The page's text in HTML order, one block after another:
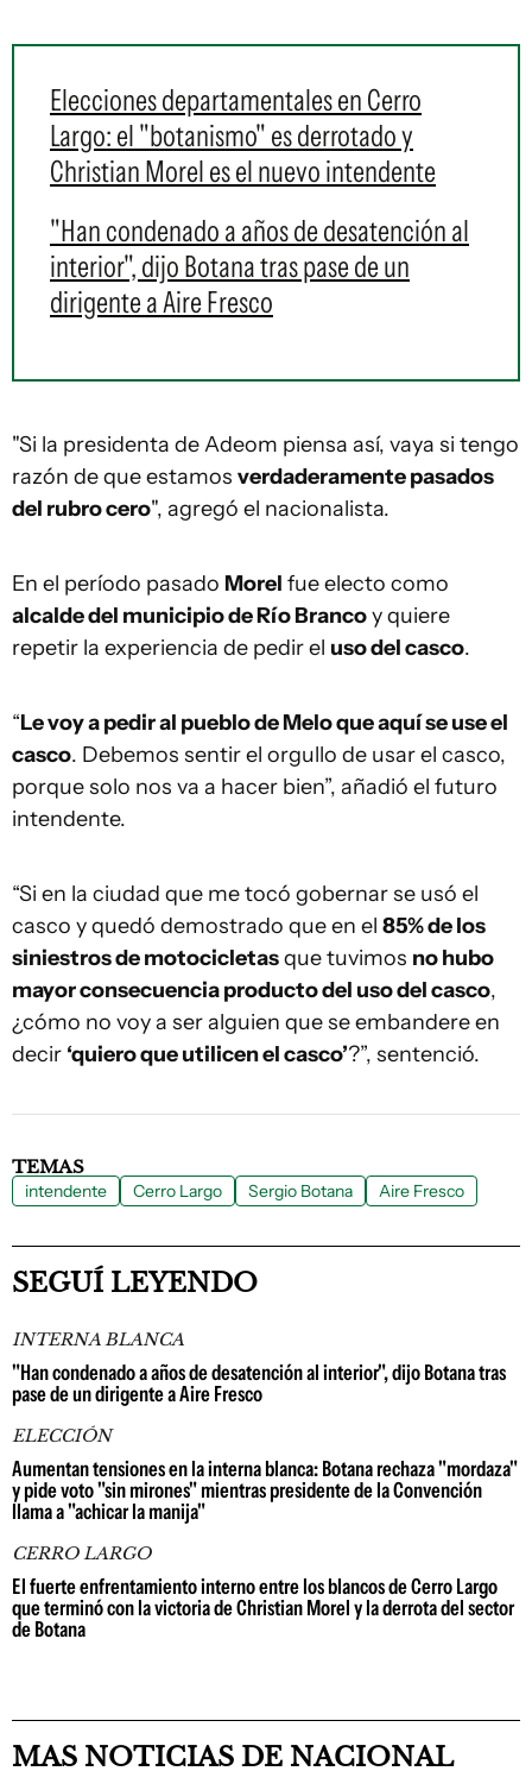
Elecciones departamentales en Cerro
Largo: el "botanismo" es derrotado y
Christian Morel es el nuevo intendente
"Han condenado a años de desatención al
interior", dijo Botana tras pase de un
dirigente a Aire Fresco
"Si la presidenta de Adeom piensa así, vaya si tengo
razón de que estamos verdaderamente pasados
del rubro cero", agregó el nacionalista.
En el período pasado Morel fue electo como
alcalde del municipio de Río Brancoy quiere
repetir la experiencia de pedir el uso del casco.
“Le voy a pedir al pueblo de Melo que aquí se use el
casco. Debemos sentir el orgullo de usar el casco,
porque solo nos va a hacer bien”, añadió el futuro
intendente.
“Si en la ciudad que me tocó gobernar se usó el
casco y quedó demostrado que en el 85% de los
siniestros de motocicletasque tuvimos no hubo
mayor consecuencia producto del uso del casco,
¿cómo no voy a ser alguien que se embandere en
decir ‘quiero que utilicen el casco’?”, sentenció.
TEMAS
intendente Cerro Largo Sergio Botana Aire Fresco
SEGUÍ LEYENDO
INTERNA BLANCA
"Han condenado a años de desatención al interior", dijo Botana tras
pase de un dirigente a Aire Fresco
ELECCIÓN
Aumentan tensiones en la interna blanca: Botana rechaza "mordaza"
y pide voto "sin mirones" mientras presidente de la Convención
llama a "achicar la manija"
CERRO LARGO
El fuerte enfrentamiento interno entre los blancos de Cerro Largo
que terminó con la victoria de Christian Morel y la derrota del sector
de Botana
MAS NOTICIAS DE NACIONAL